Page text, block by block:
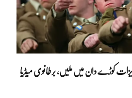
کوڑے دان میں ملیں, برطانوی میڈیا